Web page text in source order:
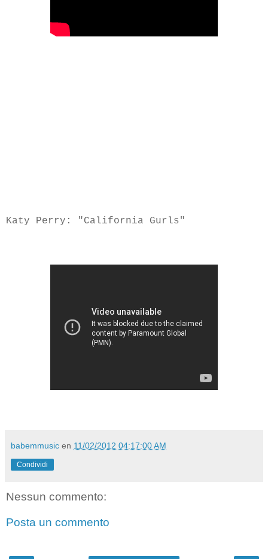
Katy Perry: "California Gurls"
babemmusic en 11/02/2012 04:17:00 AM
Condividi
Nessun commento:
Posta un commento